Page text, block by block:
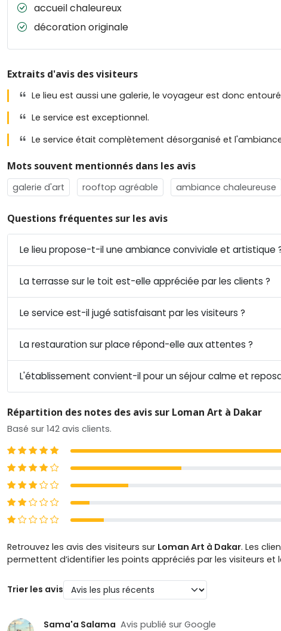
accueil chaleureux
décoration originale
Extraits d'avis des visiteurs
Le lieu est aussi une galerie, le voyageur est donc
Le service est exceptionnel.
Le service était complètement désorganisé et
Mots souvent mentionnés dans les avis
galerie d'art rooftop agréable ambiance chaleureuse
Questions fréquentes sur les avis
Le lieu propose-t-il une ambiance conviviale et artistique
La terrasse sur le toit est-elle appréciée par les clients ?
Le service est-il jugé satisfaisant par les visiteurs ?
La restauration sur place répond-elle aux attentes ?
L'établissement convient-il pour un séjour calme et
Répartition des notes des avis sur Loman Art à Dakar
Basé sur 142 avis clients.
5 étoiles
4 étoiles
3 étoiles
2 étoiles
1 étoiles
Retrouvez les avis des visiteurs sur Loman Art à Dakar. Les
permettent d’identifier les points appréciés par les visiteurs
Trier les avis
Sama'a Salama Avis publié sur Google